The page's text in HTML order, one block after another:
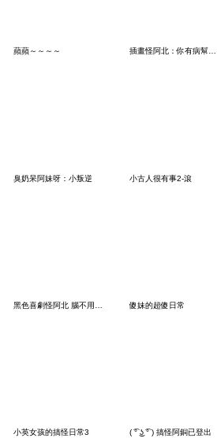
蘋蘋～～～～ 插畫怪阿北：你有病幫你打一針
臭奶呆阿妹呀：小叛逆 小古人很有事2-滾
傻妹的超傻日常
小英女孩的搞怪日常3 ( ͡° ͜ʖ ͡° ) 搞怪阿銅已登出